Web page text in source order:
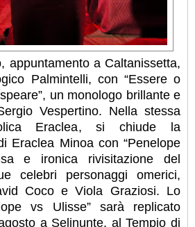
appuntamento a Caltanissetta,
Palmintelli, con “Essere o
un monologo brillante e
Vespertino. Nella stessa
Eraclea, si chiude la
Eraclea Minoa con “Penelope
e ironica rivisitazione del
celebri personaggi omerici,
Coco e Viola Graziosi. Lo
vs Ulisse” sarà replicato
a Selinunte, al Tempio di